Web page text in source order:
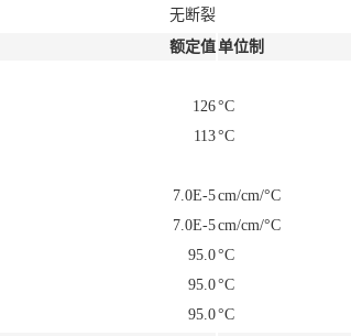
无断裂
额定值单位制
126°C
113°C
7.0E-5cm/cm/°C
7.0E-5cm/cm/°C
95.0°C
95.0°C
95.0°C